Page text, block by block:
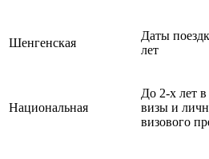
Шенгенская
Даты
лет
Национальная
До 2-х лет
визы и
визового